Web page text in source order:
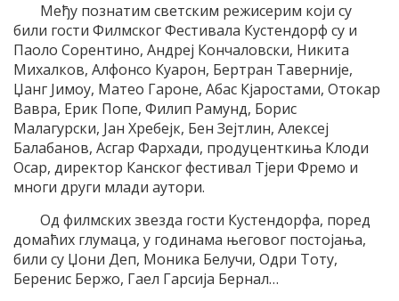
Међу познатим светским режисерим који су
били гости Филмског Фестивала Кустендорф су и
Паоло Сорентино, Андреј Кончаловски, Никита
Михалков, Алфонсо Куарон, Бертран Таверније,
Џанг Јимоу, Матео Гароне, Абас Кјаростами, Отокар
Вавра, Ерик Попе, Филип Рамунд, Борис
Малагурски, Јан Хребејк, Бен Зејтлин, Алексеј
Балабанов, Асгар Фархади, продуценткиња Клоди
Осар, директор Канског фестивал Тјери Фремо и
многи други млади аутори.
Од филмских звезда гости Кустендорфа, поред
домаћих глумаца, у годинама његовог постојања,
били су Џони Деп, Моника Белучи, Одри Тоту,
Беренис Бержо, Гаел Гарсија Бернал…